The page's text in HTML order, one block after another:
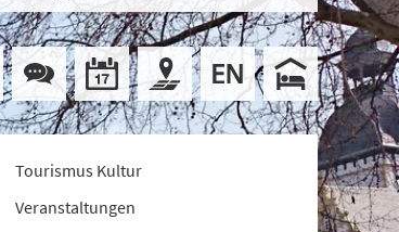
Tourismus Kultur
Veranstaltungen